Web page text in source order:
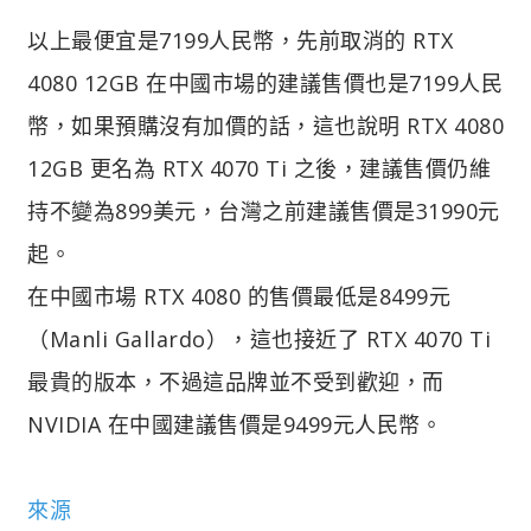
以上最便宜是7199人民幣，先前取消的 RTX
4080 12GB 在中國市場的建議售價也是7199人民
幣，如果預購沒有加價的話，這也說明 RTX 4080
12GB 更名為 RTX 4070 Ti 之後，建議售價仍維
持不變為899美元，台灣之前建議售價是31990元
起。
在中國市場 RTX 4080 的售價最低是8499元
（Manli Gallardo），這也接近了 RTX 4070 Ti
最貴的版本，不過這品牌並不受到歡迎，而
NVIDIA 在中國建議售價是9499元人民幣。
來源